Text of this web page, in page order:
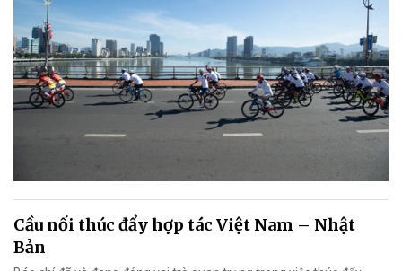
Cầu nối thúc đẩy hợp tác Việt Nam – Nhật
Bản